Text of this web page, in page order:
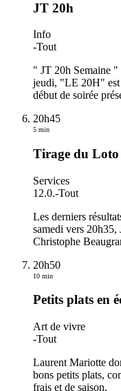
JT 20h
Info
-Tout
" JT 20h Semaine
jeudi, "LE 20H" est
début de soirée
20h45
5 min
Tirage du Loto
Services
12.0.-Tout
Les derniers
samedi vers 20h35,
Christophe
20h50
10 min
Petits plats en
Art de vivre
-Tout
Laurent Mariotte
bons petits plats,
frais et de saison.